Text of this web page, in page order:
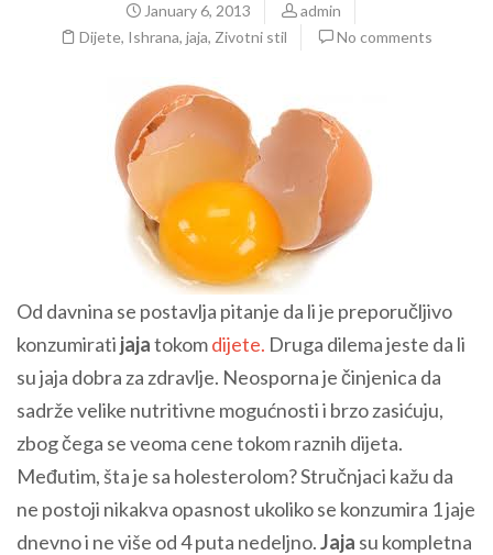
January 6, 2013
admin
Dijete, Ishrana, jaja, Zivotni stil No comments
Od davnina se postavlja pitanje da li je preporučljivo
konzumirati jajatokomdijete. Druga dilema jeste da li
su jaja dobra za zdravlje. Neosporna je činjenica da
sadrže velike nutritivne mogućnosti i brzo zasićuju,
zbog čega se veoma cene tokom raznih dijeta.
Međutim, šta je sa holesterolom? Stručnjaci kažu da
ne postoji nikakva opasnost ukoliko se konzumira 1 jaje
dnevno i ne više od 4 puta nedeljno.Jaja su kompletna